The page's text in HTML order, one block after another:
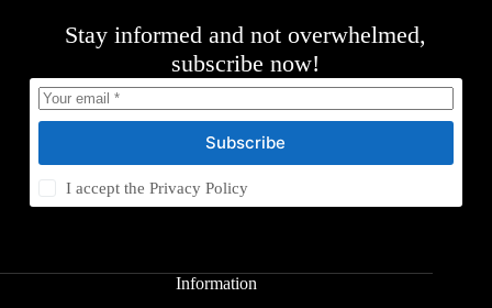
Stay informed and not overwhelmed,
subscribe now!
Subscribe
I accept thePrivacy Policy
Information